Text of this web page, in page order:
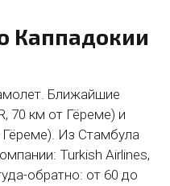
Каппадокии
Ближайшие
70 км от Гёреме) и
Гёреме). Из Стамбула
Turkish Airlines,
обратно: от 60 до